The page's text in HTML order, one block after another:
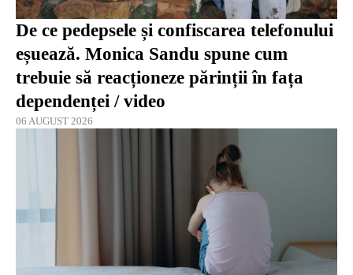
De ce pedepsele și confiscarea telefonului
eșuează. Monica Sandu spune cum
trebuie să reacționeze părinții în fața
dependenței / video
06 AUGUST 2026